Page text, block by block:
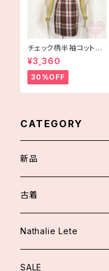
チェック柄半袖コットン
ワンピース 古着
¥3,360
30%OFF
CATEGORY
新品
スカート/パンツ
アウター
ジャケット
トップス
古着
ワンピース
トップス
Nathalie Lete
SALE